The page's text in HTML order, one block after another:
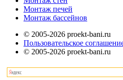
Монтаж печей
Монтаж бассейнов
© 2005-2026 proekt-bani.ru
Пользовательское
© 2005-2026 proekt-bani.ru